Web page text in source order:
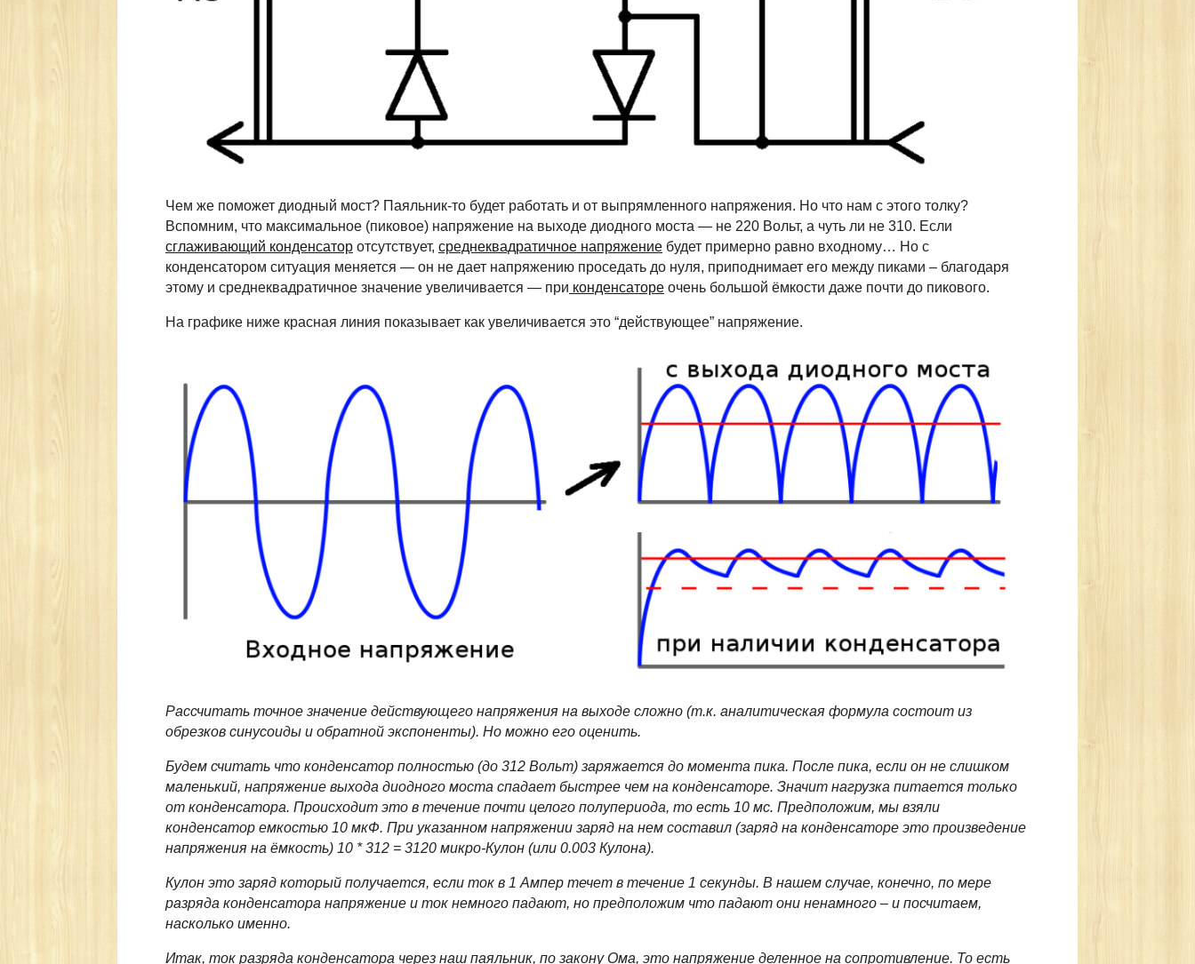
Чем же поможет диодный мост? Паяльник-то будет работать и от выпрямленного напряжения. Но что нам с этого толку?
Вспомним, что максимальное (пиковое) напряжение на выходе диодного моста — не 220 Вольт, а чуть ли не 310. Если
сглаживающий конденсатор отсутствует, среднеквадратичное напряжение будет примерно равно входному… Но с
конденсатором ситуация меняется — он не дает напряжению проседать до нуля, приподнимает его между пиками – благодаря
этому и среднеквадратичное значение увеличивается — при конденсаторе очень большой ёмкости даже почти до пикового.
На графике ниже красная линия показывает как увеличивается это “действующее” напряжение.
Рассчитать точное значение действующего напряжения на выходе сложно (т.к. аналитическая формула состоит из
обрезков синусоиды и обратной экспоненты). Но можно его оценить.
Будем считать что конденсатор полностью (до 312 Вольт) заряжается до момента пика. После пика, если он не слишком
маленький, напряжение выхода диодного моста спадает быстрее чем на конденсаторе. Значит нагрузка питается только
от конденсатора. Происходит это в течение почти целого полупериода, то есть 10 мс. Предположим, мы взяли
конденсатор емкостью 10 мкФ. При указанном напряжении заряд на нем составил (заряд на конденсаторе это произведение
напряжения на ёмкость) 10 * 312 = 3120 микро-Кулон (или 0.003 Кулона).
Кулон это заряд который получается, если ток в 1 Ампер течет в течение 1 секунды. В нашем случае, конечно, по мере
разряда конденсатора напряжение и ток немного падают, но предположим что падают они ненамного – и посчитаем,
насколько именно.
Итак, ток разряда конденсатора через наш паяльник, по закону Ома, это напряжение деленное на сопротивление. То есть